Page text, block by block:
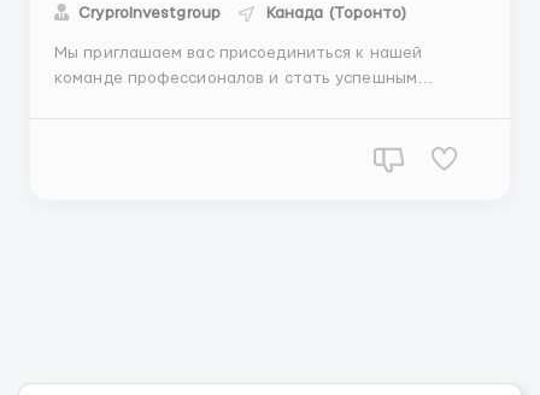
CryproInvestgroup Канада (Торонто)
Мы приглашаем вас присоединиться к нашей
команде профессионалов и стать успешным